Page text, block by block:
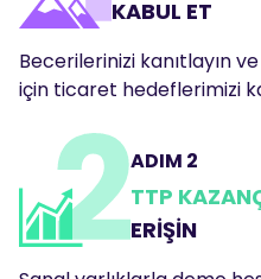
KABUL ET
Becerilerinizi kanıtlayın
için ticaret hedeflerimizi
ADIM 2
TTP
ERİŞİN